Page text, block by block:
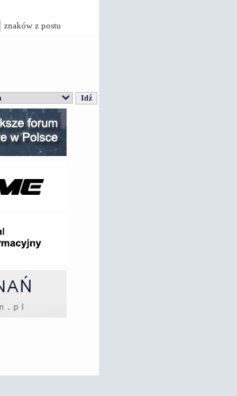
znaków z postu